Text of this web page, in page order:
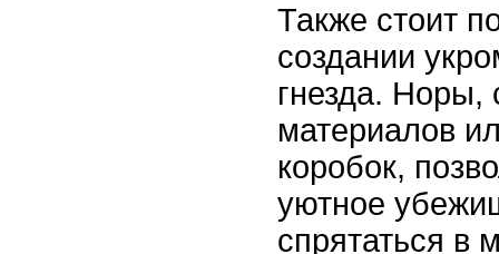
Также стоит
создании
гнезда. Норы,
материалов
коробок,
уютное
спрятаться в